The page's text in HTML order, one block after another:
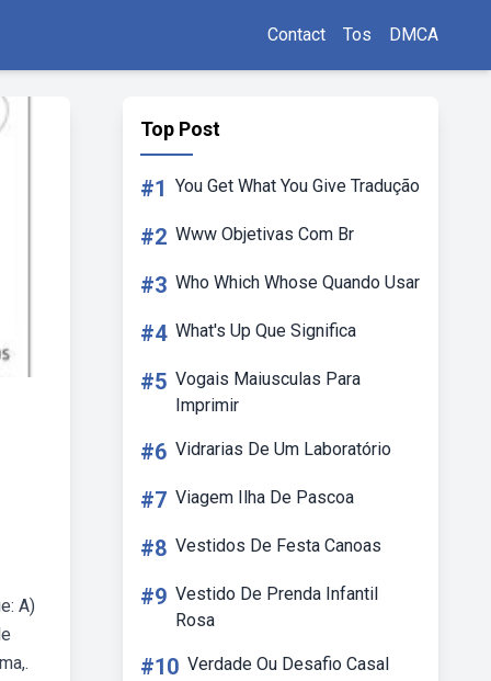
Contact Tos DMCA
A)
Top Post
#1 You Get What You Give Tradução
#2 Www Objetivas Com Br
#3 Who Which Whose Quando Usar
#4 What's Up Que Significa
#5 Vogais Maiusculas Para
Imprimir
#6 Vidrarias De Um Laboratório
#7 Viagem Ilha De Pascoa
#8 Vestidos De Festa Canoas
#9 Vestido De Prenda Infantil
Rosa
#10 Verdade Ou Desafio Casal